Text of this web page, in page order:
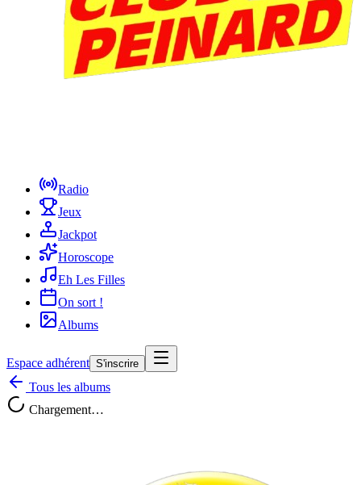
Radio
Jeux
Jackpot
Horoscope
Eh Les Filles
On sort !
Albums
Espace adhérent S'inscrire
Tous les albums
Chargement…